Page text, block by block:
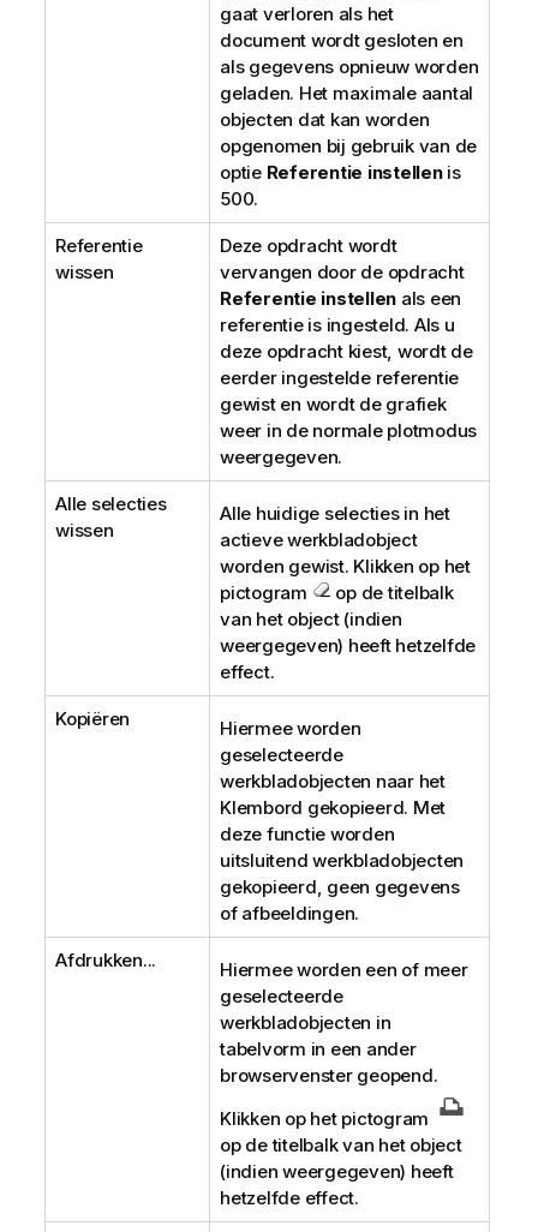
gaat verloren als het
document wordt gesloten en
als gegevens opnieuw worden
geladen. Het maximale aantal
objecten dat kan worden
opgenomen bij gebruik van de
optie Referentie instellenis
500.
Referentie
wissen
Deze opdracht wordt
vervangen door de opdracht
Referentie instellen als een
referentie is ingesteld. Als u
deze opdracht kiest, wordt de
eerder ingestelde referentie
gewist en wordt de grafiek
weer in de normale plotmodus
weergegeven.
Alle selecties
wissen
Alle huidige selecties in het
actieve werkbladobject
worden gewist. Klikken op het
pictogram
op de titelbalk
van het object (indien
weergegeven) heeft hetzelfde
effect.
Kopiëren
Hiermee worden
geselecteerde
werkbladobjecten naar het
Klembord gekopieerd. Met
deze functie worden
uitsluitend werkbladobjecten
gekopieerd, geen gegevens
of afbeeldingen.
Afdrukken...
Hiermee worden een of meer
geselecteerde
werkbladobjecten in
tabelvorm in een ander
browservenster geopend.
Klikken op het pictogram
op de titelbalk van het object
(indien weergegeven) heeft
hetzelfde effect.